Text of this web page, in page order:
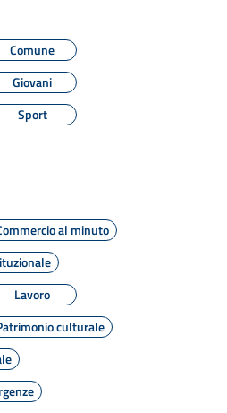
Comune
Giovani
Sport
al minuto
Lavoro
culturale